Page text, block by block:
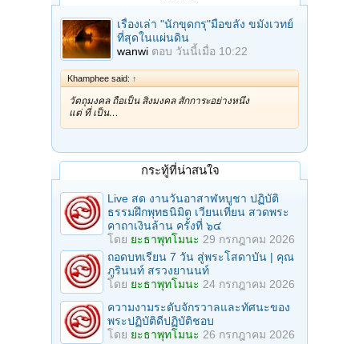
เรื่องเล่า "นักขุดกรุ"มือขลัง ขมังเวทย์
ที่สุดในแผ่นดิน
wanwi ตอบ วันนี้เมื่อ 10:22
Khamphee said: ↑
วัตถุมงคล ถือเป็น สิ่งมงคล สักการะอย่างหนึ่ง
แต่ ที่ เป็น…
กระทู้ที่น่าสนใจ
Live สด งานวันอาสาฬหบูชา ปฏิบัติ
ธรรมฝึกพุทธนิมิต เวียนเทียน สวดพระ
คาถาเงินล้าน ครั้งที่ ๖๔
โดย ยะธาพุทโมนะ 29 กรกฎาคม 2026
ถอดบทเรียน 7 วัน สู่พระโสดาบัน | คุณ
ภูรินนท์ สรวงยานนท์
โดย ยะธาพุทโมนะ 24 กรกฎาคม 2026
ความงามระดับจักรวาลและทัศนะของ
พระปฏิบัติดีปฏิบัติชอบ
โดย ยะธาพุทโมนะ 26 กรกฎาคม 2026